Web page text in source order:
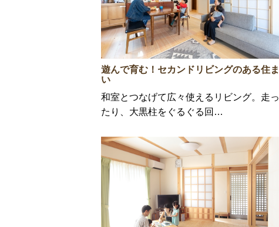
遊んで育む！セカンドリビングのある住ま
い
和室とつなげて広々使えるリビング。走っ
たり、大黒柱をぐるぐる回…